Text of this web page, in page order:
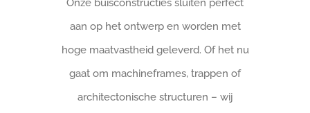
Onze buisconstructies sluiten perfect
aan op het ontwerp en worden met
hoge maatvastheid geleverd. Of het nu
gaat om machineframes, trappen of
architectonische structuren – wij